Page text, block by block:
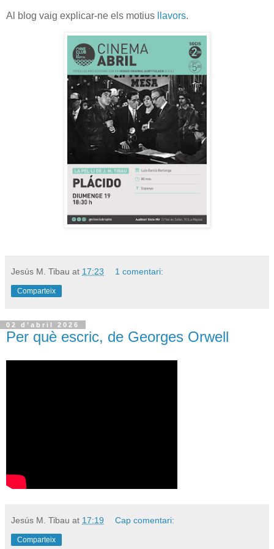
Al blog vaig explicar-ne els motius llavors.
Jesús M. Tibau at 17:23 1 comentari:
Comparteix
02 d’abril 2026
Per què escric, de Georges Orwell
Jesús M. Tibau at 17:19 Cap comentari:
Comparteix